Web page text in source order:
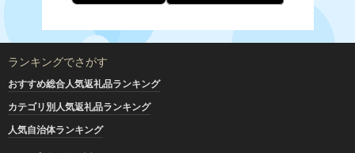
ランキングでさがす
おすすめ総合人気返礼品ランキング
カテゴリ別人気返礼品ランキング
人気自治体ランキング